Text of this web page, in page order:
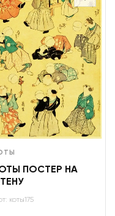
ПОСТЕР НА
коты175